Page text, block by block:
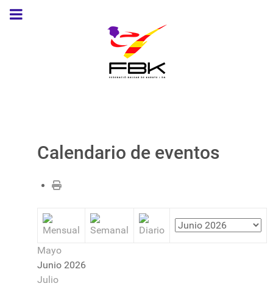
Calendario de eventos
Mayo
Junio 2026
Julio